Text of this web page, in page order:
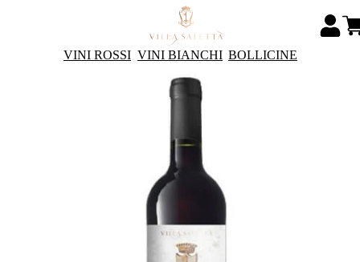
VINI ROSSI VINI BIANCHI BOLLICINE